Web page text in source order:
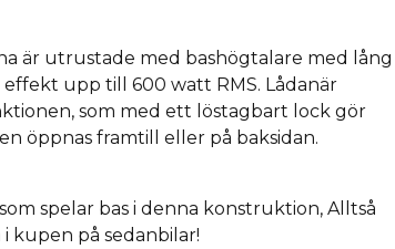
är utrustade med bashögtalare med lång
effekt upp till 600 watt RMS. Lådanär
som med ett löstagbart lock gör
öppnas framtill eller på baksidan.
spelar bas i denna konstruktion, Alltså
kupen på sedanbilar!